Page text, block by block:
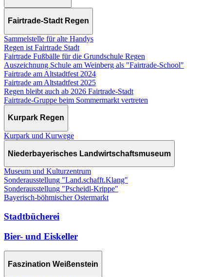
Fairtrade-Stadt Regen
Sammelstelle für alte Handys
Regen ist Fairtrade Stadt
Fairtrade Fußbälle für die Grundschule Regen
Auszeichnung Schule am Weinberg als "Fairtrade-School"
Fairtrade am Altstadtfest 2024
Fairtrade am Altstadtfest 2025
Regen bleibt auch ab 2026 Fairtrade-Stadt
Fairtrade-Gruppe beim Sommermarkt vertreten
Kurpark Regen
Kurpark und Kurwege
Niederbayerisches Landwirtschaftsmuseum
Museum und Kulturzentrum
Sonderausstellung "Land.schafft.Klang"
Sonderausstellung "Pscheidl-Krippe"
Bayerisch-böhmischer Ostermarkt
Stadtbücherei
Bier- und Eiskeller
Faszination Weißenstein